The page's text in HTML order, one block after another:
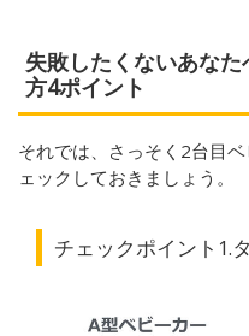
失敗したくないあな
方4ポイント
それでは、さっそく2台目
ェックしておきましょう。
チェックポイント1.